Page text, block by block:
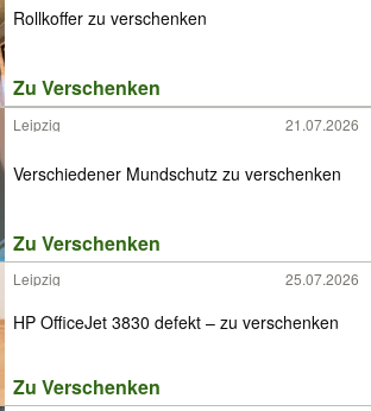
Rollkoffer zu verschenken
Zu Verschenken
Leipzig 21.07.2026
Verschiedener Mundschutz zu verschenken
Zu Verschenken
Leipzig 25.07.2026
HP OfficeJet 3830 defekt – zu verschenken
Zu Verschenken